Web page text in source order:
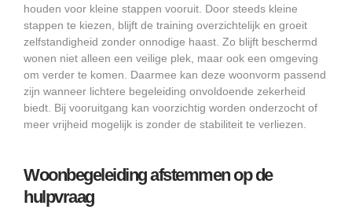
houden voor kleine stappen vooruit. Door steeds kleine
stappen te kiezen, blijft de training overzichtelijk en groeit
zelfstandigheid zonder onnodige haast. Zo blijft beschermd
wonen niet alleen een veilige plek, maar ook een omgeving
om verder te komen. Daarmee kan deze woonvorm passend
zijn wanneer lichtere begeleiding onvoldoende zekerheid
biedt. Bij vooruitgang kan voorzichtig worden onderzocht of
meer vrijheid mogelijk is zonder de stabiliteit te verliezen.
Woonbegeleiding afstemmen op de
hulpvraag